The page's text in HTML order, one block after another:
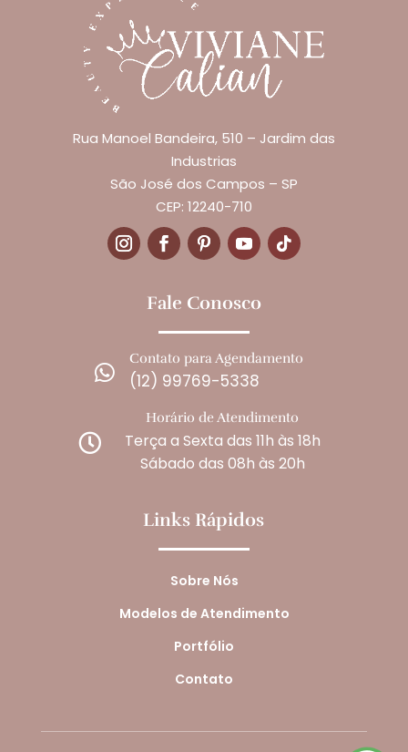
Rua Manoel Bandeira, 510 – Jardim das
Industrias
São José dos Campos – SP
CEP: 12240-710
Fale Conosco

Contato para Agendamento
(12) 99769-5338

Horário de Atendimento
Terça a Sexta das 11h às 18h
Sábado das 08h às 20h
Links Rápidos
Sobre Nós
Modelos de Atendimento
Portfólio
Contato